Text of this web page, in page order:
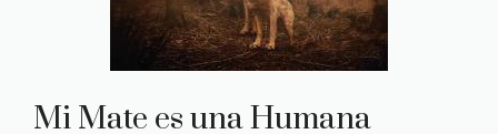
Mi Mate es una Humana